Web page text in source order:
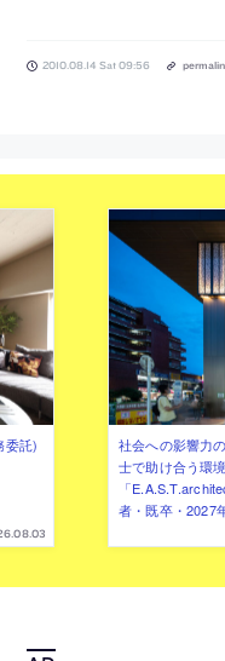
2010.08.14 Sat 09:56
委託)
社会への影響力
士で助け合う環
「
者・既卒・2027